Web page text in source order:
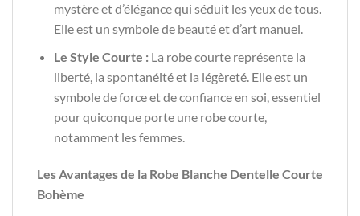
mystère et d’élégance qui séduit les yeux de tous.
Elle est un symbole de beauté et d’art manuel.
Le Style Courte :La robe courte représente la
liberté, la spontanéité et la légèreté. Elle est un
symbole de force et de confiance en soi, essentiel
pour quiconque porte une robe courte,
notamment les femmes.
Les Avantages de la Robe Blanche Dentelle Courte
Bohème